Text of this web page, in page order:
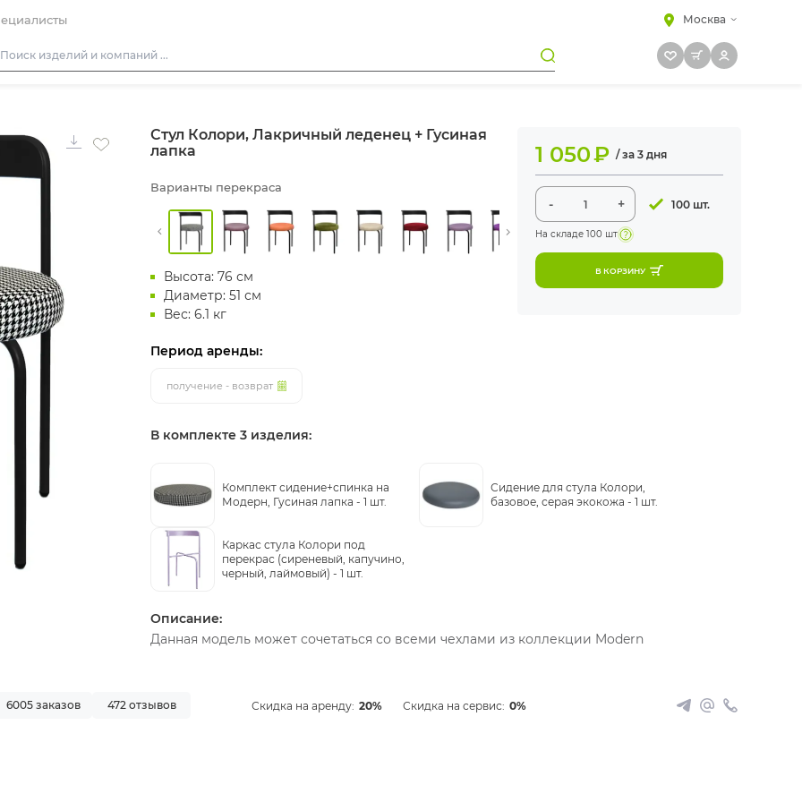
Москва
Стулья
Диваны
Фуршетная мебель
Барная мебель
Стул Колори, Лакричный леденец + Гусиная
лапка
Варианты перекраса
Высота: 76 см
Диаметр: 51 см
Вес: 6.1 кг
Период аренды:
получение - возврат
1 050₽ / за 3 дня
- + 100 шт.
На складе 100 шт
В КОРЗИНУ
В комплекте 3 изделия:
Комплект сидение+спинка на
Модерн, Гусиная лапка - 1 шт.
Сидение для стула Колори,
базовое, серая экокожа - 1 шт.
Каркас стула Колори под
перекрас (сиреневый, капучино,
черный, лаймовый) - 1 шт.
Описание:
Данная модель может сочетаться со всеми чехлами из коллекции Modern
6005 заказов 472 отзывов Скидка на аренду: 20% Скидка на сервис: 0%